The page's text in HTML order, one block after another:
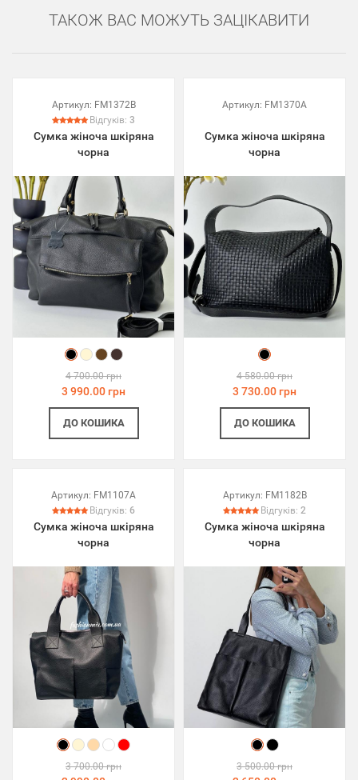
ТАКОЖ ВАС МОЖУТЬ ЗАЦІКАВИТИ
Артикул: FM1372B
Відгуків: 3
Сумка жіноча шкіряна
чорна
4 700.00 грн
3 990.00 грн
ДО КОШИКА
Артикул: FM1370A
Сумка жіноча шкіряна
чорна
4 580.00 грн
3 730.00 грн
ДО КОШИКА
Артикул: FM1107A
Відгуків: 6
Сумка жіноча шкіряна
чорна
3 700.00 грн
Артикул: FM1182B
Відгуків: 2
Сумка жіноча шкіряна
чорна
3 500.00 грн